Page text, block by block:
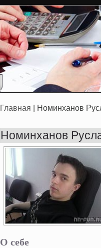
Главная | Номинханов
Номинханов
О себе